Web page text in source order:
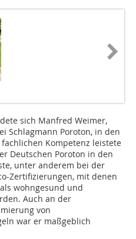
sich Manfred Weimer,
Schlagmann Poroton, in den
Kompetenz leistete
Deutschen Poroton in den
unter anderem bei der
Zertifizierungen, mit denen
wohngesund und
Auch an der
von
war er maßgeblich